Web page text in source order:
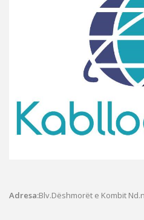
Adresa:Blv.Dëshmorët e Kombit